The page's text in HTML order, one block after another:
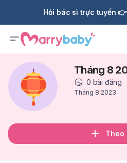
Hỏi bác sĩ trực tuyến
Tháng 8
0 bài đăng
Tháng 8 2023
Theo